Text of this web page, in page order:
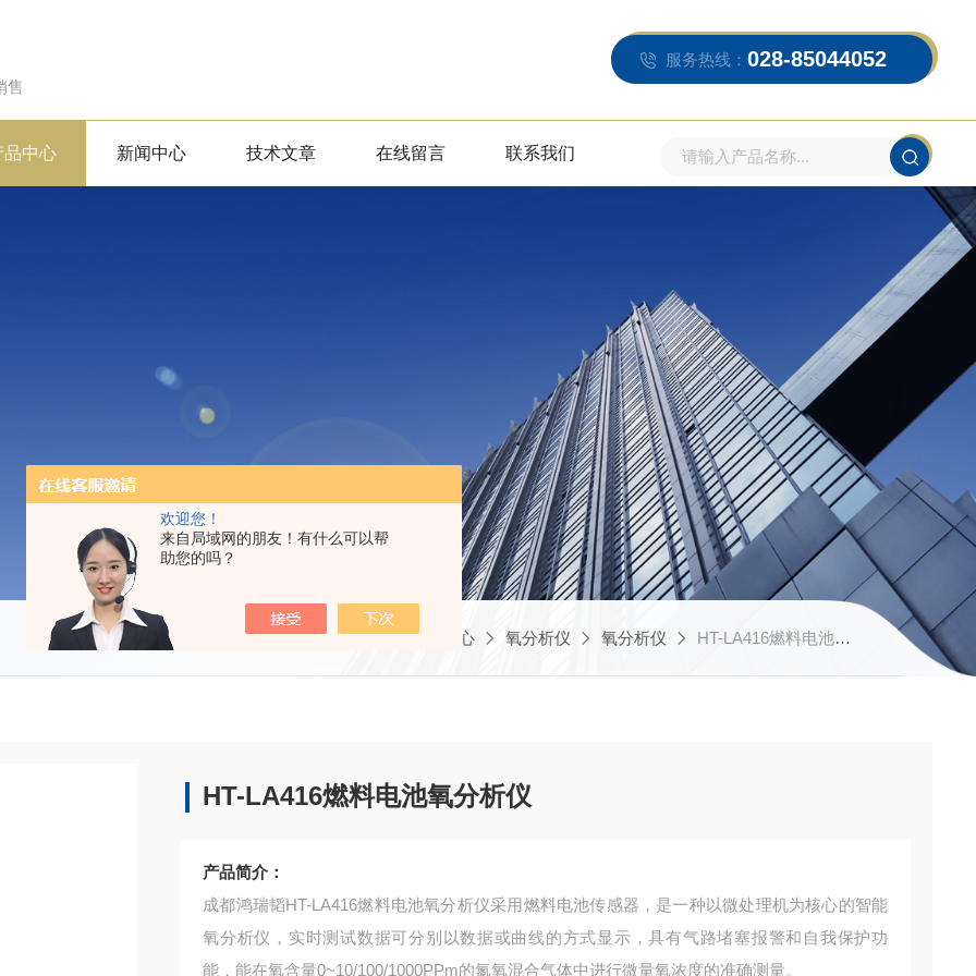
欢迎您！
来自局域网的朋友！有什么可以帮
助您的吗？
售
服务热线： 028-85044052
品中心 新闻中心 技术文章 在线留言 联系我们
当前位置：首页 产品中心 氧分析仪 氧分析仪 HT-LA416燃料电池氧分析仪
HT-LA416燃料电池氧分析仪
产品简介：
成都鸿瑞韬HT-LA416燃料电池氧分析仪采用燃料电池传感器，是一种以微处理机为核心的智能
氧分析仪，实时测试数据可分别以数据或曲线的方式显示，具有气路堵塞报警和自我保护功
能，能在氧含量0~10/100/1000PPm的氮氧混合气体中进行微量氧浓度的准确测量。